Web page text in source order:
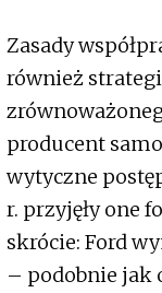
Zasady
również
producent
wytyczne
r. przyjęły one
skrócie: Ford
– podobnie jak